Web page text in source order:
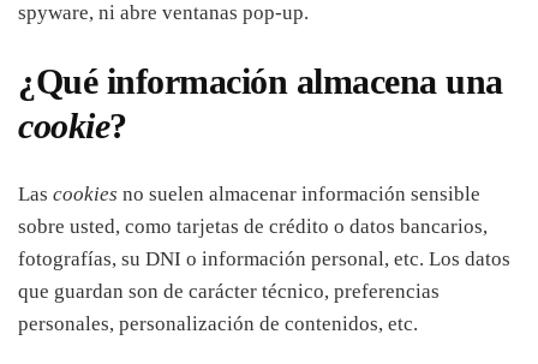
spyware, ni abre ventanas pop-up.
¿Qué información almacena una
cookie?
Las cookies no suelen almacenar información sensible
sobre usted, como tarjetas de crédito o datos bancarios,
fotografías, su DNI o información personal, etc. Los datos
que guardan son de carácter técnico, preferencias
personales, personalización de contenidos, etc.